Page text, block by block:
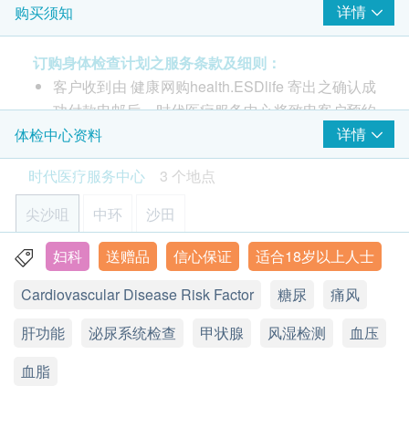
卵巢癌风险评估
卵巢肿瘤指标 (癌抗原125) (只限女性)
3 基本项目
心脏及血管检查
心肌性肌酸激酶
基本健康评估
脉搏率
身高
身体质量指数
【特别优惠】复合粪便DNA检测(23种)
精准辨识品种，同时可筛查肠道病毒与幽门螺旋杆菌，确保治
疗对症下药。
50% off
HK$ 450.0
超薄柏氏子宫颈抹片检验
除可检查子宫颈癌前期病变外，亦可知是否有其他妇科隐患，
如柏氏抹片发炎。(适合有性经验的女性检查)
HK$
500.0
幽门螺旋菌吹气测试
可探测胃癌风险
950.0
(只适用于尖沙咀分店 及 只适合40岁以上女士) 可检测肿瘤、
硬块或钙化物等乳房问题 可检测肿瘤、硬块或钙化物等乳房
检查的女士。包括4选2项超声波检查(乳房、甲状腺、
盘腔或双能量X光骨质密度量度 - 腰椎及股骨)、2项肿
瘤指标(卵巢癌及乳癌)、红斑狼疮细胞、类风湿关节
炎检查、三高(血压、血脂及血糖)、肝肾功能。
购买须知 详情
订购身体检查计划之服务条款及细则：
客户收到由 健康网购health.ESDlife 寄出之确认成
功付款电邮后，时代医疗服务中心将致电客户预约
身体检查的时间及地点。
时代医疗服务中心 - 预约或查询：3585 8533
客户必须于预约当天出示身份证及列印订购确认信
以确认身份。
身体检查计划或疫苗计划，有效期为6个月，客户
必须于6个月内 (由确认付款日期起计) 接受有关检
查，逾期作废。
订购一经确认，不设退款。
进行身体检查后，一般情况下，可于10-14個工作
天内获得验身报告。如有需要特别快速报告，可向
体检中心资料
详情
时代医疗服务中心
3 个地点
尖沙咀
中环 沙田
香港九龙尖沙咀弥敦道26号1302-1305室
显示地图
星期一至五：9:00a.m. – 1:30p.m.; 2:30p.m. – 6:30p.m.
星期日及公众假期︰休息
妇科 送赠品 信心保证
适合18岁以上人士
Cardiovascular Disease Risk Factor
糖尿
痛风
肝功能
泌尿系统检查 甲状腺 风湿检测
血压
血脂